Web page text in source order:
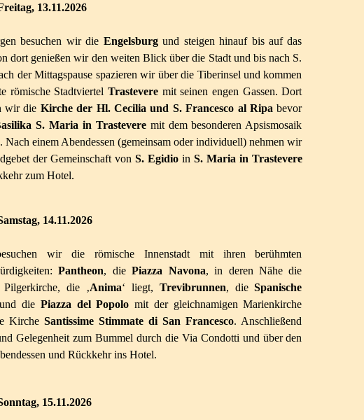
13.11.2026
besuchen wir die Engelsburgund steigen hinauf bis auf das
dort genießen wir den weiten Blick über die Stadt und bis nach S.
der Mittagspause spazieren wir über die Tiberinsel und kommen
römische Stadtviertel Trastevere mit seinen engen Gassen. Dort
wir die Kirche der Hl. Cecilia und S. Francesco al Ripabevor
S. Maria in Trasteveremit dem besonderen Apsismosaik
Nach einem Abendessen (gemeinsam oder individuell) nehmen wir
der Gemeinschaft vonS. Egidioin S. Maria in Trastevere
zum Hotel.
14.11.2026
wir die römische Innenstadt mit ihren berühmten
Pan­theon, diePiazza Navona, in deren Nähe die
Pilgerkirche, die ‚Anima‘ liegt, Trevi­brunnen, dieSpanische
und die Piazza del Popolo mit der gleich­namigen Marienkirche
Kirche Santissime Stimmate di San Francesco. Anschließend
Gelegenheit zum Bummel durch die Via Condotti und über den
und Rückkehr ins Hotel.
15.11.2026